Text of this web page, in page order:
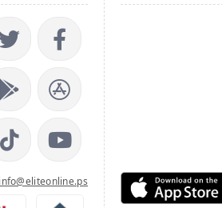
info@eliteonline.ps